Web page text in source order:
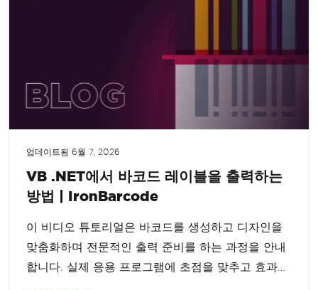
업데이트됨 6월 7, 2026
VB .NET에서 바코드 레이블을 출력하는
방법 | IronBarcode
이 비디오 튜토리얼은 바코드를 생성하고 디자인을
맞춤화하며 전문적인 출력 준비를 하는 과정을 안내
합니다. 실제 응용 프로그램에 초점을 맞추고 효과적